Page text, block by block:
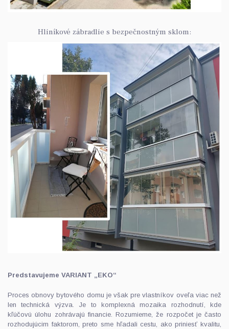
Hliníkové zábradlie s bezpečnostným sklom:
Predstavujeme VARIANT „EKO“
Proces obnovy bytového domu je však pre vlastníkov oveľa viac než
len technická výzva. Je to komplexná mozaika rozhodnutí, kde
kľúčovú úlohu zohrávajú financie. Rozumieme, že rozpočet je často
rozhodujúcim faktorom, preto sme hľadali cestu, ako priniesť kvalitu,